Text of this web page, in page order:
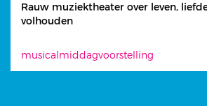
Rauw muziektheater over leven,
volhouden
musicalmiddagvoorstelling